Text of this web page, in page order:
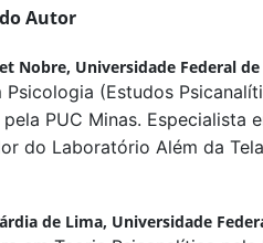
Autor
Nobre, Universidade Federal
Psicologia (Estudos
PUC Minas. Especialista
do Laboratório Além da
de Lima, Universidade